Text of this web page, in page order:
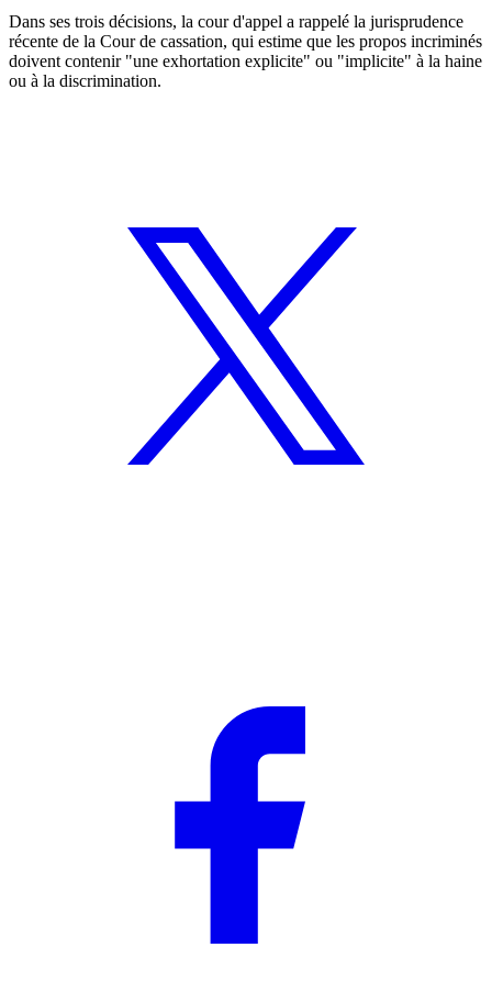
Dans ses trois décisions, la cour d'appel a rappelé la jurisprudence
récente de la Cour de cassation, qui estime que les propos incriminés
doivent contenir "une exhortation explicite" ou "implicite" à la haine
ou à la discrimination.